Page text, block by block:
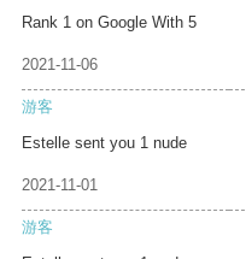
Rank 1 on Google With 5
2021-11-06
游客
Estelle sent you 1 nude
2021-11-01
游客